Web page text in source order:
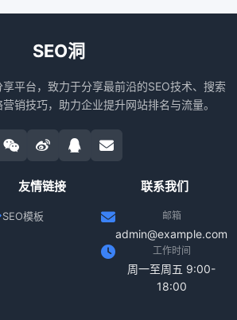
SEO洞
平台，致力于分享最前沿的SEO技术、搜索
销技巧，助力企业提升网站排名与流量。
友情链接
SEO模板
联系我们
邮箱
admin@example.com
工作时间
周一至周五 9:00-
18:00